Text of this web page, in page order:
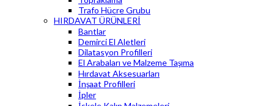
Trafo Hücre Grubu
HIRDAVAT ÜRÜNLERİ
Bantlar
Demirci El Aletleri
Dilatasyon Profilleri
El Arabaları ve Malzeme Taşıma
Hırdavat Aksesuarları
İnşaat Profilleri
İpler